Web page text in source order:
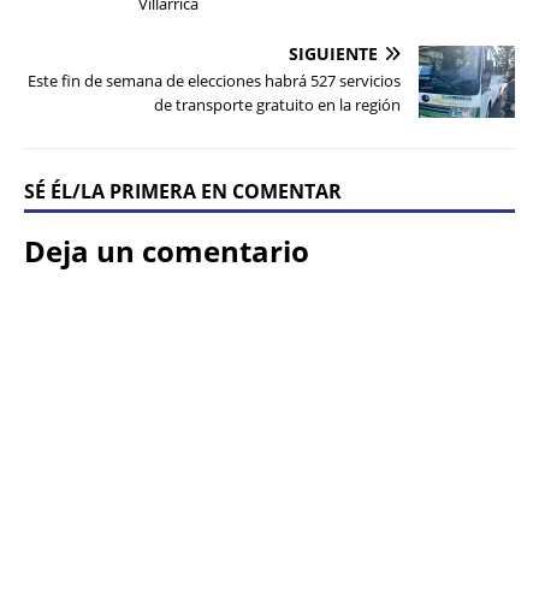
SIGUIENTE
Este fin de semana de elecciones habrá 527 servicios
de transporte gratuito en la región
SÉ ÉL/LA PRIMERA EN COMENTAR
Deja un comentario